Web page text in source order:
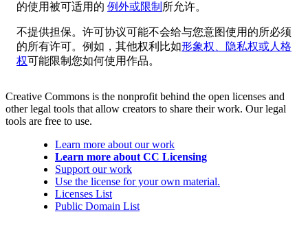
的使用被可适用的 例外或限制 所允许。
不提供担保。许可协议可能不会给与您意图使用的所必须
的所有许可。例如，其他权利比如形象权、隐私权或人格
权可能限制您如何使用作品。
Creative Commons is the nonprofit behind the open licenses and
other legal tools that allow creators to share their work. Our legal
tools are free to use.
Learn more about our work
Learn more about CC Licensing
Support our work
Use the license for your own material.
Licenses List
Public Domain List